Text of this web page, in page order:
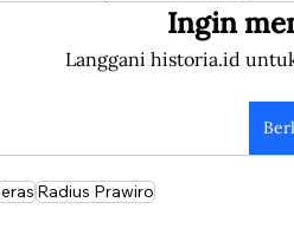
Ingin
Langgani historia.id
Radius Prawiro